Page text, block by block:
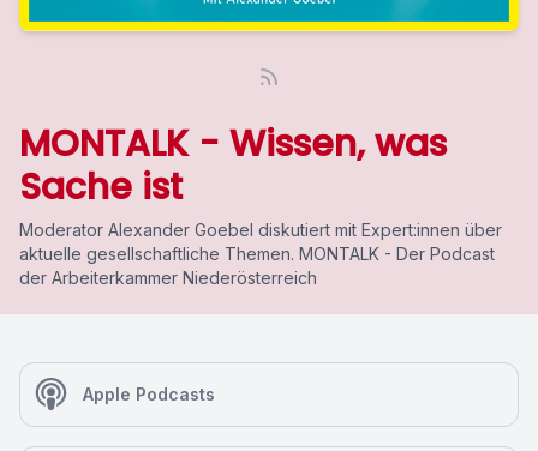
MONTALK - Wissen, was
Sache ist
Moderator Alexander Goebel diskutiert mit Expert:innen über
aktuelle gesellschaftliche Themen. MONTALK - Der Podcast
der Arbeiterkammer Niederösterreich
Apple Podcasts